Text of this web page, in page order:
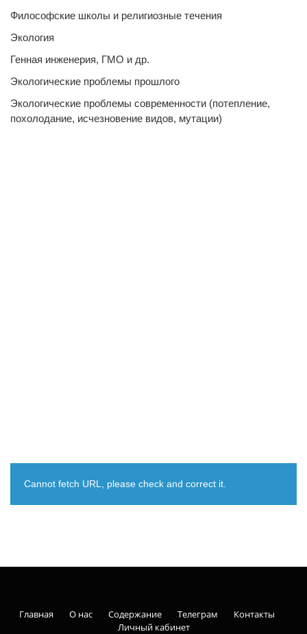
Философские школы и религиозные течения
Экология
Генная инженерия, ГМО и др.
Экологические проблемы прошлого
Экологические проблемы современности (потепление,
похолодание, исчезновение видов, мутации)
Cannot fetch URL, please check and correct it.
Главная О нас Содержание Телеграм
Контакты
Личный кабинет